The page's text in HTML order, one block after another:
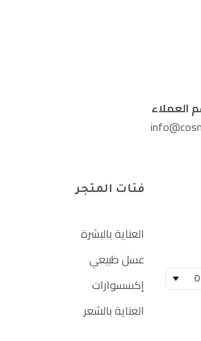
العملاء
فئات المتجر
العناية بالبشرة
عسل طبيعي
إكسسوارات
العناية بالشعر